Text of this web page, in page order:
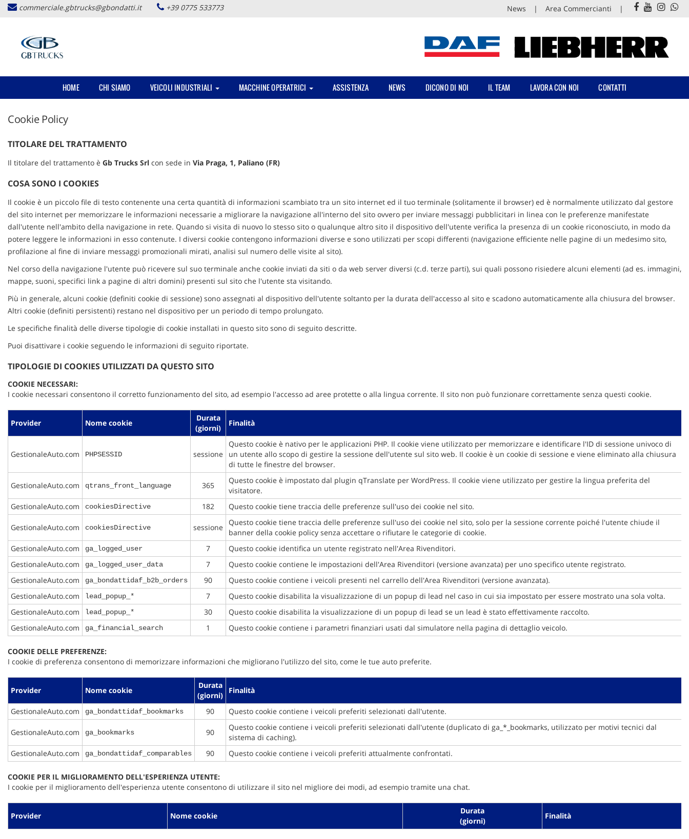
commerciale.gbtrucks@gbondatti.it +39 0775 533773 News Area Commercianti
HOME CHI SIAMO VEICOLI INDUSTRIALI MACCHINE OPERATRICI ASSISTENZA NEWS DICONO DI NOI IL TEAM LAVORA CON NOI CONTATTI
Cookie Policy
TITOLARE DEL TRATTAMENTO
Il titolare del trattamento è Gb Trucks Srl con sede in Via Praga, 1, Paliano (FR)
COSA SONO I COOKIES
Il cookie è un piccolo file di testo contenente una certa quantità di informazioni scambiato tra un sito internet ed il tuo terminale (solitamente il browser) ed è normalmente utilizzato dal gestore
del sito internet per memorizzare le informazioni necessarie a migliorare la navigazione all'interno del sito ovvero per inviare messaggi pubblicitari in linea con le preferenze manifestate
dall'utente nell'ambito della navigazione in rete. Quando si visita di nuovo lo stesso sito o qualunque altro sito il dispositivo dell'utente verifica la presenza di un cookie riconosciuto, in modo da
potere leggere le informazioni in esso contenute. I diversi cookie contengono informazioni diverse e sono utilizzati per scopi differenti (navigazione efficiente nelle pagine di un medesimo sito,
profilazione al fine di inviare messaggi promozionali mirati, analisi sul numero delle visite al sito).
Nel corso della navigazione l'utente può ricevere sul suo terminale anche cookie inviati da siti o da web server diversi (c.d. terze parti), sui quali possono risiedere alcuni elementi (ad es. immagini,
mappe, suoni, specifici link a pagine di altri domini) presenti sul sito che l'utente sta visitando.
Più in generale, alcuni cookie (definiti cookie di sessione) sono assegnati al dispositivo dell'utente soltanto per la durata dell'accesso al sito e scadono automaticamente alla chiusura del browser.
Altri cookie (definiti persistenti) restano nel dispositivo per un periodo di tempo prolungato.
Le specifiche finalità delle diverse tipologie di cookie installati in questo sito sono di seguito descritte.
Puoi disattivare i cookie seguendo le informazioni di seguito riportate.
TIPOLOGIE DI COOKIES UTILIZZATI DA QUESTO SITO
COOKIE NECESSARI:
I cookie necessari consentono il corretto funzionamento del sito, ad esempio l'accesso ad aree protette o alla lingua corrente. Il sito non può funzionare correttamente senza questi cookie.
Provider Nome cookie
Durata
(giorni)
Finalità
GestionaleAuto.com PHPSESSID sessione
Questo cookie è nativo per le applicazioni PHP. Il cookie viene utilizzato per memorizzare e identificare l'ID di sessione univoco di
un utente allo scopo di gestire la sessione dell'utente sul sito web. Il cookie è un cookie di sessione e viene eliminato alla chiusura
di tutte le finestre del browser.
GestionaleAuto.com qtrans_front_language 365
Questo cookie è impostato dal plugin qTranslate per WordPress. Il cookie viene utilizzato per gestire la lingua preferita del
visitatore.
GestionaleAuto.com
cookiesDirective 182 Questo cookie tiene traccia delle preferenze sull'uso dei cookie nel sito.
GestionaleAuto.com cookiesDirective sessione
Questo cookie tiene traccia delle preferenze sull'uso dei cookie nel sito, solo per la sessione corrente poiché l'utente chiude il
banner della cookie policy senza accettare o rifiutare le categorie di cookie.
GestionaleAuto.com
ga_logged_user 7
Questo cookie identifica un utente registrato nell'Area Rivenditori.
GestionaleAuto.com
ga_logged_user_data 7
Questo cookie contiene le impostazioni dell'Area Rivenditori (versione avanzata) per uno specifico utente registrato.
GestionaleAuto.com
ga_bondattidaf_b2b_orders 90
Questo cookie contiene i veicoli presenti nel carrello dell'Area Rivenditori (versione avanzata).
GestionaleAuto.com
lead_popup_* 7
Questo cookie disabilita la visualizzazione di un popup di lead nel caso in cui sia impostato per essere mostrato una sola volta.
GestionaleAuto.com
lead_popup_* 30
Questo cookie disabilita la visualizzazione di un popup di lead se un lead è stato effettivamente raccolto.
GestionaleAuto.com
ga_financial_search 1 Questo cookie contiene i parametri finanziari usati dal simulatore nella pagina di dettaglio veicolo.
COOKIE DELLE PREFERENZE:
I cookie di preferenza consentono di memorizzare informazioni che migliorano l'utilizzo del sito, come le tue auto preferite.
Provider Nome cookie
Durata
(giorni)
Finalità
GestionaleAuto.com ga_bondattidaf_bookmarks 90 Questo cookie contiene i veicoli preferiti selezionati dall'utente.
GestionaleAuto.com ga_bookmarks 90
Questo cookie contiene i veicoli preferiti selezionati dall'utente (duplicato di ga_*_bookmarks, utilizzato per motivi tecnici dal
sistema di caching).
GestionaleAuto.com
ga_bondattidaf_comparables 90 Questo cookie contiene i veicoli preferiti attualmente confrontati.
COOKIE PER IL MIGLIORAMENTO DELL'ESPERIENZA UTENTE:
I cookie per il miglioramento dell'esperienza utente consentono di utilizzare il sito nel migliore dei modi, ad esempio tramite una chat.
Provider Nome cookie
Durata
(giorni)
Finalità